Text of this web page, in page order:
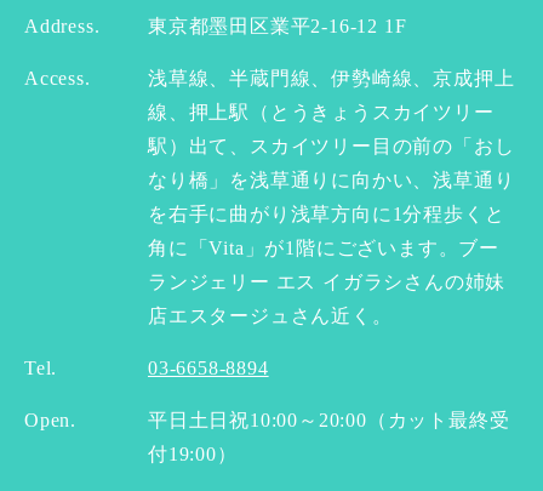
Address. 東京都墨田区業平2-16-12 1F
Access.
浅草線、半蔵門線、伊勢崎線、京成押上
線、押上駅（とうきょうスカイツリー
駅）出て、スカイツリー目の前の「おし
なり橋」を浅草通りに向かい、浅草通り
を右手に曲がり浅草方向に1分程歩くと
角に「Vita」が1階にございます。ブー
ランジェリー エス イガラシさんの姉妹
店エスタージュさん近く。
Tel. 03-6658-8894
Open.
平日土日祝10:00～20:00（カット最終受
付19:00）